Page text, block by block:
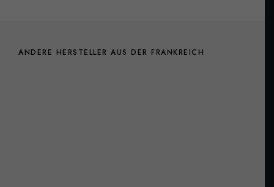
ANDERE HERSTELLER AUS DER FRANKREICH